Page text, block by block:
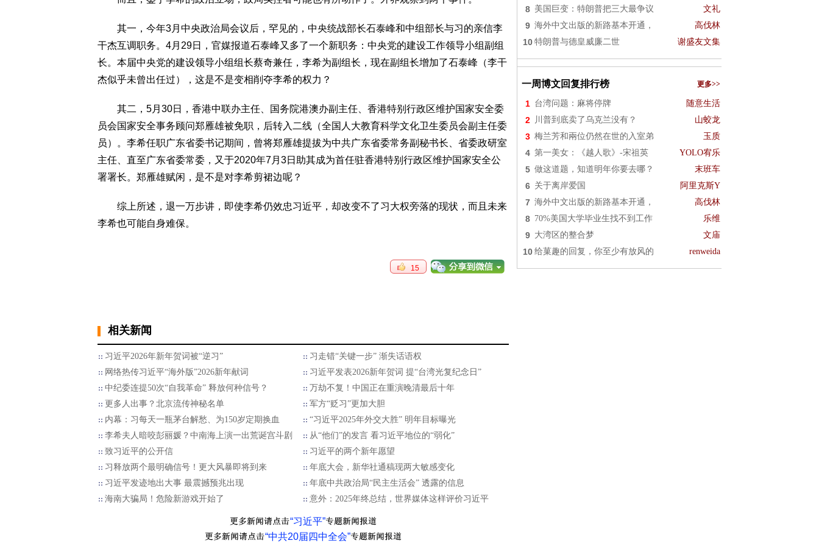
其一，今年3月中央政治局会议后，罕见的，中央统战部长石泰峰和中组部长与习的亲信李
干杰互调职务。4月29日，官媒报道石泰峰又多了一个新职务：中央党的建设工作领导小组副组
长。本届中央党的建设领导小组组长蔡奇兼任，李希为副组长，现在副组长增加了石泰峰（李干
杰似乎未曾出任过），这是不是变相削夺李希的权力？
其二，5月30日，香港中联办主任、国务院港澳办副主任、香港特别行政区维护国家安全委
员会国家安全事务顾问郑雁雄被免职，后转入二线（全国人大教育科学文化卫生委员会副主任委
员）。李希任职广东省委书记期间，曾将郑雁雄提拔为中共广东省委常务副秘书长、省委政研室
主任、直至广东省委常委，又于2020年7月3日助其成为首任驻香港特别行政区维护国家安全公
署署长。郑雁雄赋闲，是不是对李希剪裙边呢？
综上所述，退一万步讲，即使李希仍效忠习近平，却改变不了习大权旁落的现状，而且未来
李希也可能自身难保。
15
相关新闻
习近平2026年新年贺词被“逆习”
习走错“关键一步” 渐失话语权
网络热传习近平“海外版”2026新年献词
习近平发表2026新年贺词 提“台湾光复纪念日”
中纪委连提50次“自我革命” 释放何种信号？
万劫不复！中国正在重演晚清最后十年
更多人出事？北京流传神秘名单
军方“贬习”更加大胆
内幕：习每天一瓶茅台解愁、为150岁定期换血
“习近平2025年外交大胜” 明年目标曝光
李希夫人暗咬彭丽媛？中南海上演一出荒诞宫斗剧
从“他们”的发言 看习近平地位的“弱化”
致习近平的公开信
习近平的两个新年愿望
习释放两个最明确信号！更大风暴即将到来
年底大会，新华社通稿现两大敏感变化
习近平发迹地出大事 最震撼预兆出现
年底中共政治局“民主生活会” 透露的信息
海南大骗局！危险新游戏开始了
意外：2025年终总结，世界媒体这样评价习近平
“习近平”
“中共20届四中全会”
8 美国巨变：特朗普把三大最争议 文礼
9 海外中文出版的新路基本开通， 高伐林
10 特朗普与德皇威廉二世 谢盛友文集
一周博文回复排行榜 更多>>
1 台湾问题：麻将停牌 随意生活
2 川普到底卖了乌克兰没有？ 山蛟龙
3 梅兰芳和兩位仍然在世的入室弟 玉质
4 第一美女：《越人歌》-宋祖英 YOLO宥乐
5 做这道题，知道明年你要去哪？ 末班车
6 关于离岸爱国 阿里克斯Y
7 海外中文出版的新路基本开通， 高伐林
8 70%美国大学毕业生找不到工作 乐维
9 大湾区的整合梦 文庙
10 给菓趣的回复，你至少有放风的 renweida